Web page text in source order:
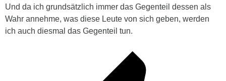
Und da ich grundsätzlich immer das Gegenteil dessen als
Wahr annehme, was diese Leute von sich geben, werden
ich auch diesmal das Gegenteil tun.